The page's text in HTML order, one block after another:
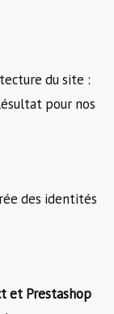
du site :
pour nos
des identités
et Prestashop